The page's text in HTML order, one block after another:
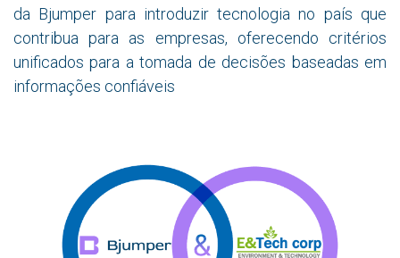
da Bjumper para introduzir tecnologia no país que
contribua para as empresas, oferecendo critérios
unificados para a tomada de decisões baseadas em
informações confiáveis